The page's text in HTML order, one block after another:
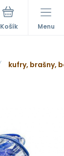
Menu
kufry, brašny,